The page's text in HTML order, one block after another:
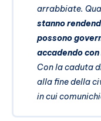
arrabbiate.
stanno
possono
accadendo
Con la caduta
alla fine della
in cui